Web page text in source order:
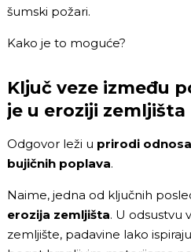
šumski požari.
Kako je to moguće?
Ključ veze između
je u eroziji zemljišta
Odgovor leži u prirodi
bujičnih poplava.
Naime, jedna od ključnih
erozija zemljišta. U odsustvu
zemljište, padavine lako